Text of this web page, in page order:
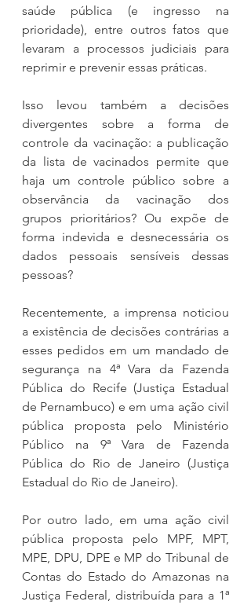
saúde pública (e ingresso na
prioridade), entre outros fatos que
levaram a processos judiciais para
reprimir e prevenir essas práticas.
Isso levou também a decisões
divergentes sobre a forma de
controle da vacinação: a publicação
da lista de vacinados permite que
haja um controle público sobre a
observância da vacinação dos
grupos prioritários? Ou expõe de
forma indevida e desnecessária os
dados pessoais sensíveis dessas
pessoas?
Recentemente, a imprensa noticiou
a existência de decisões contrárias a
esses pedidos em um mandado de
segurança na 4ª Vara da Fazenda
Pública do Recife (Justiça Estadual
de Pernambuco) e em uma ação civil
pública proposta pelo Ministério
Público na 9ª Vara de Fazenda
Pública do Rio de Janeiro (Justiça
Estadual do Rio de Janeiro).
Por outro lado, em uma ação civil
pública proposta pelo MPF, MPT,
MPE, DPU, DPE e MP do Tribunal de
Contas do Estado do Amazonas na
Justiça Federal, distribuída para a 1ª